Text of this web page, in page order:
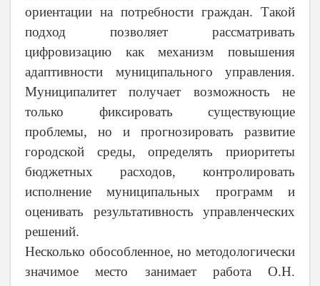
ориентации на потребности граждан. Такой
подход позволяет рассматривать
цифровизацию как механизм повышения
адаптивности муниципального управления.
Муниципалитет получает возможность не
только фиксировать существующие
проблемы, но и прогнозировать развитие
городской среды, определять приоритеты
бюджетных расходов, контролировать
исполнение муниципальных программ и
оценивать результативность управленческих
решений.
Несколько обособленное, но методологически
значимое место занимает работа О.Н.